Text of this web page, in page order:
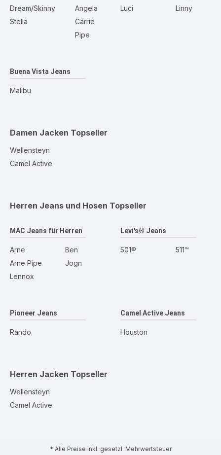
Dream/Skinny
Stella
Angela
Carrie
Pipe
Luci
Linny
Buena Vista Jeans
Malibu
Damen Jacken Topseller
Wellensteyn
Camel Active
Herren Jeans und Hosen Topseller
MAC Jeans für Herren
Arne
Arne Pipe
Lennox
Ben
Jogn
Levi's® Jeans
501® 511™
Pioneer Jeans
Rando
Camel Active Jeans
Houston
Herren Jacken Topseller
Wellensteyn
Camel Active
* Alle Preise inkl. gesetzl. Mehrwertsteuer